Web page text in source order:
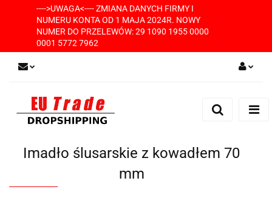
---->UWAGA<---- ZMIANA DANYCH FIRMY I
NUMERU KONTA OD 1 MAJA 2024R. NOWY
NUMER DO PRZELEWÓW: 29 1090 1955 0000
0001 5772 7962
Zarejestruj się
Imadło ślusarskie z kowadłem 70
mm